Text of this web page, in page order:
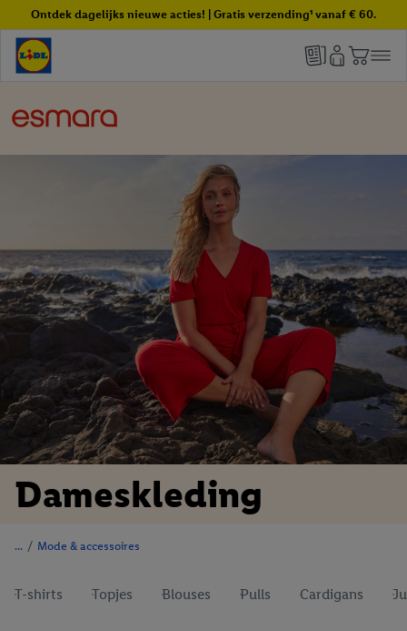
Ontdek dagelijks nieuwe acties! | Gratis verzending¹ vanaf € 60.
Dameskleding
/ Mode & accessoires
T-shirts Topjes Blouses Pulls Cardigans